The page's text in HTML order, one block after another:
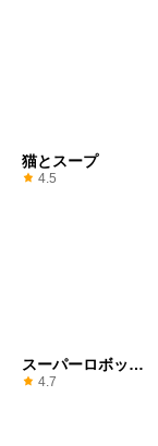
猫とスープ
4.5
スーパーロボット
大戦DD
4.7